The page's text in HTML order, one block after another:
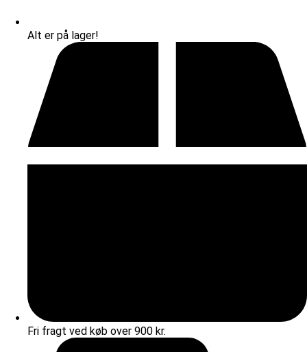
Alt er på lager!
Fri fragt ved køb over 900 kr.